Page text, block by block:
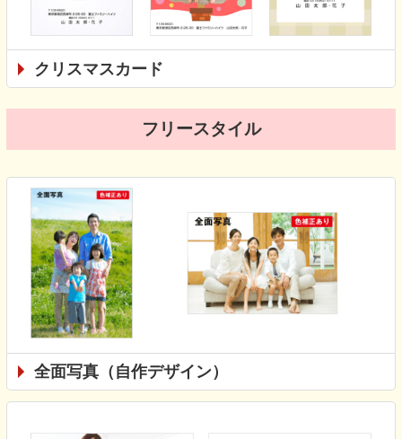
クリスマスカード
フリースタイル
全面写真（自作デザイン）